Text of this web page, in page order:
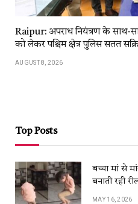
Raipur: अपराध नियंत्रण के साथ-
को लेकर पश्चिम क्षेत्र पुलिस सतत
AUGUST 8, 2026
Top Posts
बच्चा मां से
बनाती रही
MAY 16, 2026